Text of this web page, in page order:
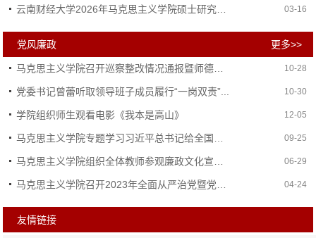
03-16
党风廉政 更多>>
10-28
党委书记曾蕾听取领导班子成员履行“一岗双责”... 10-30
学院组织师生观看电影《我本是高山》 12-05
09-25
06-29
04-24
友情链接